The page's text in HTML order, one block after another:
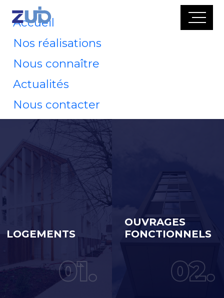
Accueil
Nos réalisations
Nous connaître
Actualités
Nous contacter
LOGEMENTS
01.
OUVRAGES
FONCTIONNELS
02.